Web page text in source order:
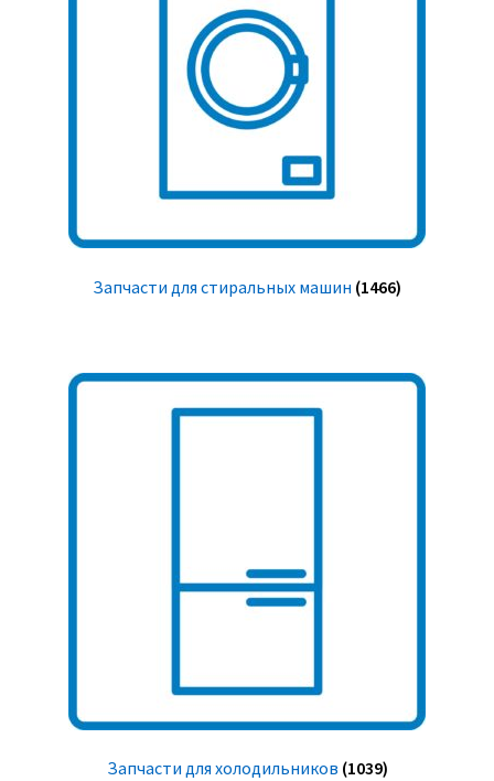
Запчасти для стиральных машин (1466)
Запчасти для холодильников (1039)